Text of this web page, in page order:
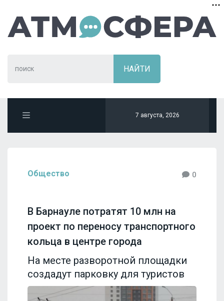
7 августа, 2026
Общество 0
В Барнауле потратят 10 млн на
проект по переносу транспортного
кольца в центре города
На месте разворотной площадки
создадут парковку для туристов